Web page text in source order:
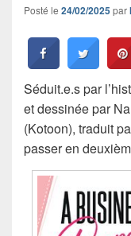
Posté le 24/02/2025par
Séduit.e.s par
et dessinée par
(Kotoon), traduit
passer en